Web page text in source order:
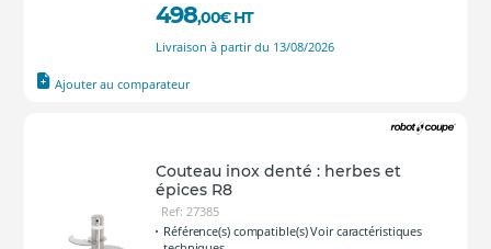
498,00€ HT
Livraison à partir du 13/08/2026
Ajouter au comparateur
Couteau inox denté : herbes et
épices R8
Ref: 27385
Référence(s) compatible(s) Voir caractéristiques